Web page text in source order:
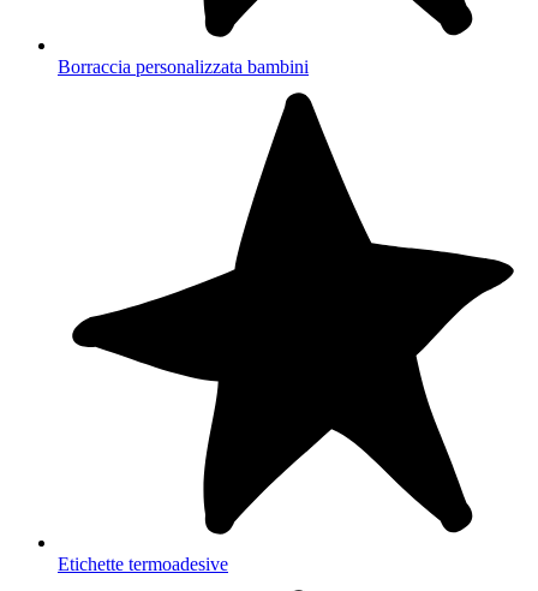
Borraccia personalizzata bambini
Etichette termoadesive